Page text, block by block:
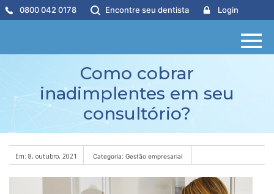
0800 042 0178 Encontre seu dentista Login
Como cobrar
inadimplentes em seu
consultório?
Em: 8, outubro, 2021 Categoria: Gestão empresarial